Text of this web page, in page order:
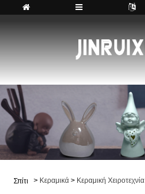
Σπίτι > Κεραμικά > Κεραμική Χειροτεχνία